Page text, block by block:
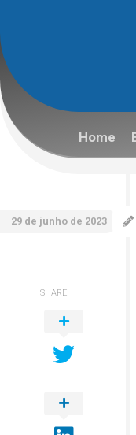
content
Home
29 de junho de 2023
SHARE